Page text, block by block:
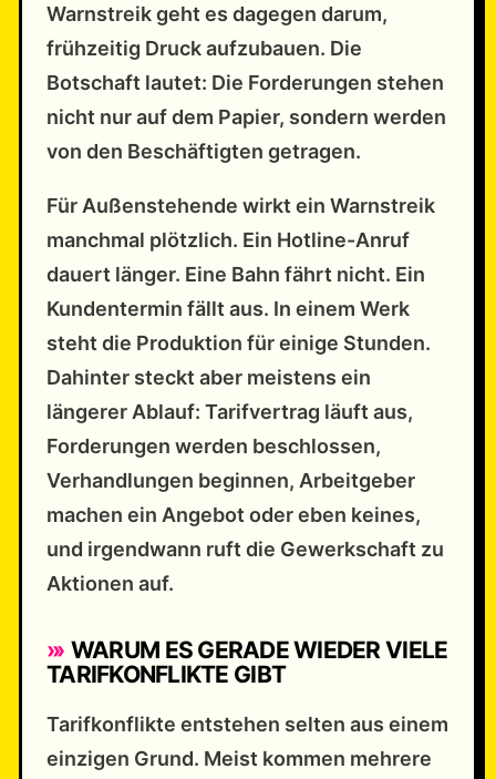
Warnstreik geht es dagegen darum,
frühzeitig Druck aufzubauen. Die
Botschaft lautet: Die Forderungen stehen
nicht nur auf dem Papier, sondern werden
von den Beschäftigten getragen.
Für Außenstehende wirkt ein Warnstreik
manchmal plötzlich. Ein Hotline-Anruf
dauert länger. Eine Bahn fährt nicht. Ein
Kundentermin fällt aus. In einem Werk
steht die Produktion für einige Stunden.
Dahinter steckt aber meistens ein
längerer Ablauf: Tarifvertrag läuft aus,
Forderungen werden beschlossen,
Verhandlungen beginnen, Arbeitgeber
machen ein Angebot oder eben keines,
und irgendwann ruft die Gewerkschaft zu
Aktionen auf.
WARUM ES GERADE WIEDER VIELE
TARIFKONFLIKTE GIBT
Tarifkonflikte entstehen selten aus einem
einzigen Grund. Meist kommen mehrere